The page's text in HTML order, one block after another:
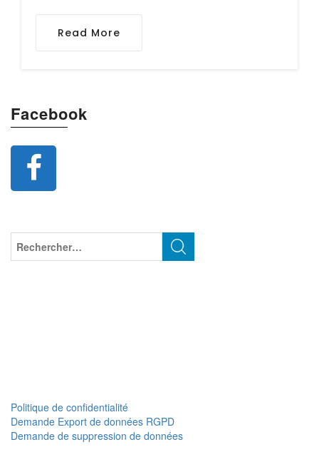
Read More
Facebook
Politique de confidentialité
Demande Export de données RGPD
Demande de suppression de données